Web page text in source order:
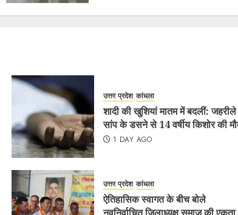
उत्तर प्रदेश कांधला
शादी की खुशियां मातम में बदलीं: जहरीले
सांप के डसने से 14 वर्षीय किशोर की
1 DAY AGO
उत्तर प्रदेश कांधला
ऐतिहासिक स्वागत के बीच बोले
नवनिर्वाचित जिलाध्यक्ष समाज की एकता